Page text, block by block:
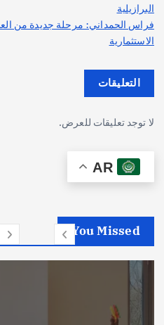
البرازيلية
فراس الحمداني: مرحلة جديدة من
الاستثمارية
التعليقات
لا توجد تعليقات للعرض.
AR
You Missed